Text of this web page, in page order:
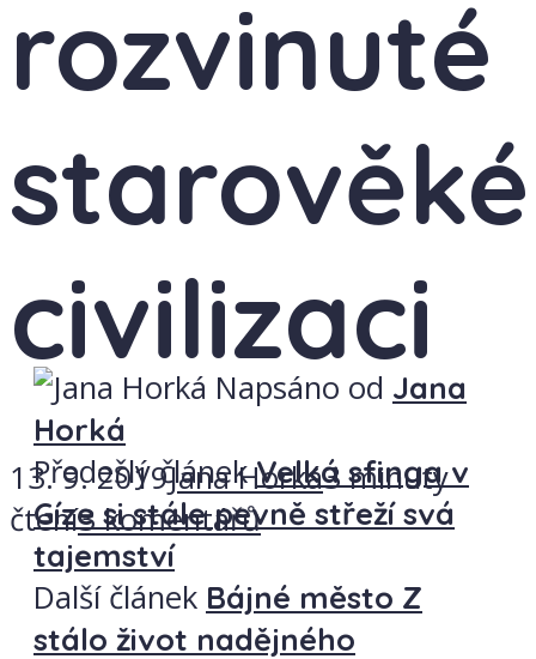
rozvinuté
starověké
civilizaci
13. 9. 2019Jana Horká3 minuty
čtení3 komentářů
Napsáno od Jana
Horká
Předešlý článek Velká sfinga v
Gíze si stále pevně střeží svá
tajemství
Další článek Bájné město Z
stálo život nadějného